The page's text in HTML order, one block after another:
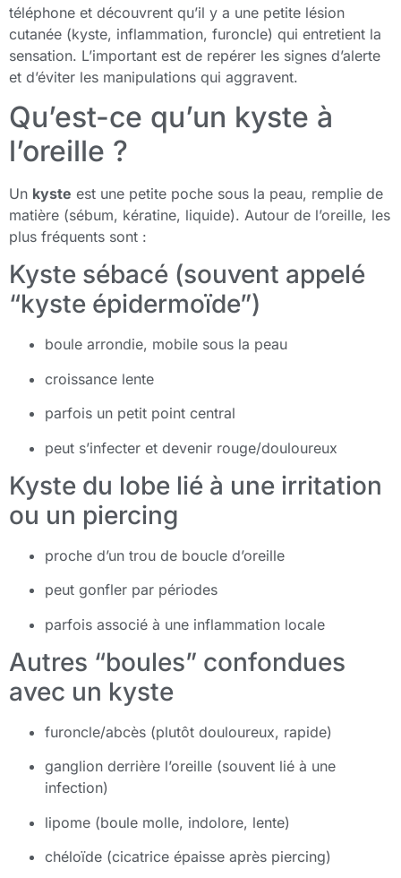
téléphone et découvrent qu’il y a une petite lésion
cutanée (kyste, inflammation, furoncle) qui entretient la
sensation. L’important est de repérer les signes d’alerte
et d’éviter les manipulations qui aggravent.
Qu’est-ce qu’un kyste à
l’oreille ?
Un kyste est une petite poche sous la peau, remplie de
matière (sébum, kératine, liquide). Autour de l’oreille, les
plus fréquents sont :
Kyste sébacé (souvent appelé
“kyste épidermoïde”)
boule arrondie, mobile sous la peau
croissance lente
parfois un petit point central
peut s’infecter et devenir rouge/douloureux
Kyste du lobe lié à une irritation
ou un piercing
proche d’un trou de boucle d’oreille
peut gonfler par périodes
parfois associé à une inflammation locale
Autres “boules” confondues
avec un kyste
furoncle/abcès (plutôt douloureux, rapide)
ganglion derrière l’oreille (souvent lié à une
infection)
lipome (boule molle, indolore, lente)
chéloïde (cicatrice épaisse après piercing)